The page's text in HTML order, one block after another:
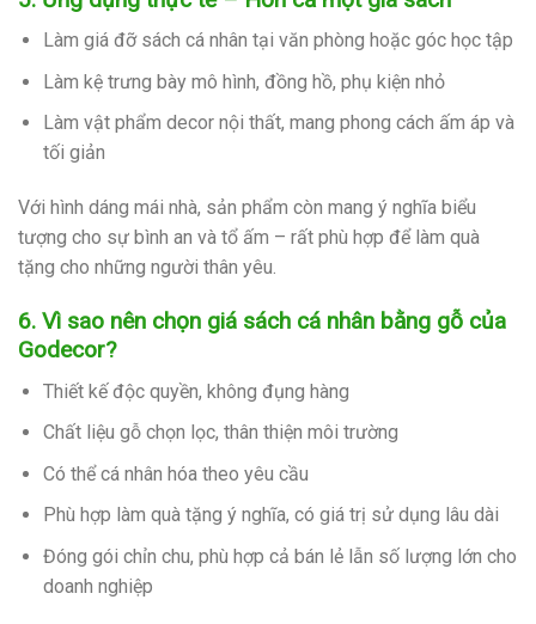
Làm giá đỡ sách cá nhân tại văn phòng hoặc góc học tập
Làm kệ trưng bày mô hình, đồng hồ, phụ kiện nhỏ
Làm vật phẩm decor nội thất, mang phong cách ấm áp và
tối giản
Với hình dáng mái nhà, sản phẩm còn mang ý nghĩa biểu
tượng cho sự bình an và tổ ấm – rất phù hợp để làm quà
tặng cho những người thân yêu.
6. Vì sao nên chọn giá sách cá nhân bằng gỗ của
Godecor?
Thiết kế độc quyền, không đụng hàng
Chất liệu gỗ chọn lọc, thân thiện môi trường
Có thể cá nhân hóa theo yêu cầu
Phù hợp làm quà tặng ý nghĩa, có giá trị sử dụng lâu dài
Đóng gói chỉn chu, phù hợp cả bán lẻ lẫn số lượng lớn cho
doanh nghiệp